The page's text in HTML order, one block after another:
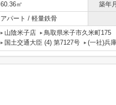
60.36㎡ 築年
アパート / 軽量鉄骨
山陰米子店 鳥取県米子市久米町175
国土交通大臣 (4) 第7127号
(一社)兵